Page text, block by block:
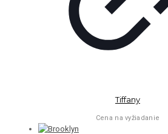
Tiffany
Cena na vyžiadanie